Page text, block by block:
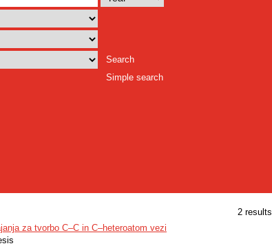
Search
Simple search
2 results
za tvorbo C–C in C–heteroatom vezi